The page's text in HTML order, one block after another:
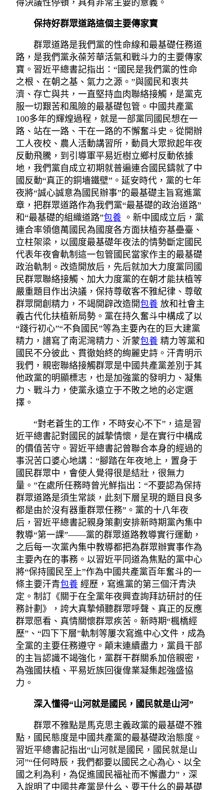
得決議性停頓，具有非常主要的意義。
保持好群眾道路這個主要傳家寶
群眾道路是我們黨的性命線和最基礎任務道
路，是我們黨永葆芳華活氣和戰斗力的主要傳家
寶。習近平總書記指出：“國民是我們黨的性命
之根、在朝之基、氣力之源。”與國民和衷共
濟、存亡與共，一直堅持血肉聯絡接觸，是黨克
服一切艱苦和風險的最基礎包管。中國共產黨
100多年的輝煌過程，就是一部黨同國民想在一
路、站在一路、干在一路的不懈奮斗史。從開辦
工人夜校、農人活動講習所，動員大眾掀起年夜
反動飛騰，到引導軍平易近樹立鄉村反動依據
地，我們黨自成立初期就普遍連合國民鑄就了中
國反動“真正的銅墻鐵壁”。延安時代，黨的七年
夜將“誠心誠意為國民辦事”的最基礎主旨寫進黨
章，把群眾道路作為我們黨“最基礎的政治道路”
和“最基礎的組織道路”包養 。新中國成立后，黨
連合率領億萬國民為國度各方面扶植夯基壘臺、
立柱架梁，以國度最基礎年夜法的情勢斷定國民
代表年夜會軌制這一包管國民當家作主的最基礎
政治軌制。改造開放后，先后就加大力度黨同國
民群眾聯絡接觸、加大力度黨的在朝才能扶植等
嚴重題目作出決議，保持尊敬客不雅紀律、尊敬
群眾開創精力，不竭開辟改造開包養 放和社會主
義古代化扶植新局勢。黨在持久奮斗中構成了以
“踐行初心”“不負國民”等為主要內在的巨大建黨
精力，譜寫了南泥灣精力、沂蒙包養 精力等黨和
國民不分彼此、貫徹始終的絢麗史詩。汗青明示
我們，親密聯絡接觸群眾是中國共產黨差別于其
他政黨的明顯標志，也是加強黨的發明力、凝集
力、戰斗力，使黨永遠立于不敗之地的必定選
擇。
“對老蒼生的工作，不時安心不下”，這是習
近平總書記對國民的誠摯情懷，是在實行中構成
的價值苦守。習近平總書記曾聯合本身的經過的
事況苦口婆心地講：“腳踏在年夜地上，置身于
國民群眾中，會使人覺得很是結壯，很無力
量。”在處所任務時曾光鮮指出：“不要認為保持
群眾道路是須生常談，此刻下層呈現的題目良多
都是由於沒有器重群眾任務”。黨的十八年夜
后，習近平總書記親身策劃安排新時期黨內集中
教導“第一課”——黨的群眾道路教導實行運動，
之后每一次黨內集中教導都把為群眾辦實事作為
主要內在的事務。以習近平同道為焦點的黨中心
將“保持國民至上”作為中國共產黨百年奮斗的一
條主要汗青包養 經歷，寫進黨的第三個汗青決
定。制訂《關于在全黨年夜興查詢拜訪研討的任
務計劃》，誇大真摯傾聽群眾呼聲、真正的反應
群眾愿看、真情關懷群眾疾苦。新時期“楓橋經
歷”、“四下下層”軌制等屢次寫進中心文件，成為
全黨的主要任務遵守。顛末連續盡力，黨員干部
的主旨認識不竭強化，黨群干群關系加倍親密，
為強國扶植、平易近族回復偉業凝集起強盛協
力。
深入懂得“山河就是國民，國民就是山河”
群眾不雅點是馬克思主義政黨的最基礎不雅
點，國民態度是中國共產黨的最基礎政治態度。
習近平總書記指出“山河就是國民，國民就是山
河”“任何時辰，我們都要以國民之心為心、以全
國之利為利，為促進國民福祉而不懈盡力”，深
入說明了中國共產黨是什么、要干什么的最基礎